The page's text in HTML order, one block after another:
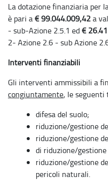
La dotazione finanziaria per
è pari a€ 99.044.009,42a
- sub-Azione 2.5.1 ed€
2- Azione 2.6 - sub Azione
Interventi finanziabili
Gli interventi ammissibili a
congiuntamente, le seguenti
difesa del suolo;
riduzione/gestione
riduzione/gestione
di riduzione/
riduzione/gestione
pericoli naturali.